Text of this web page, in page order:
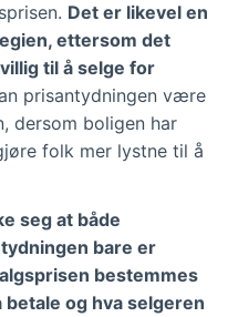
Det er likevel en
ettersom det
til å selge for
prisantydningen være
dersom boligen har
folk mer lystne til å
seg at både
bare er
bestemmes
og hva selgeren